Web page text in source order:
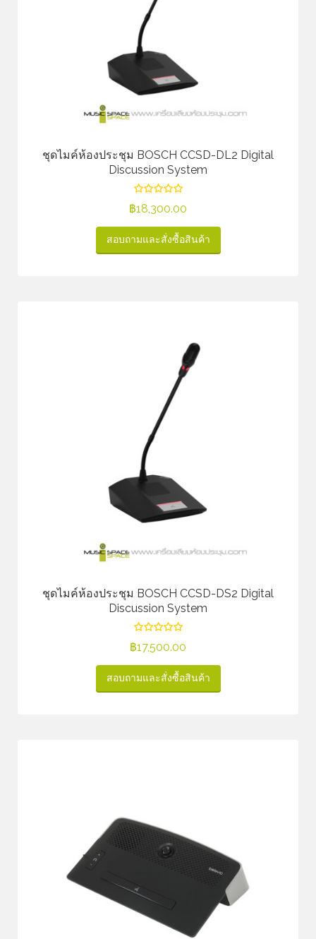
ชุดไมค์ห้องประชุม BOSCH CCSD-DL2 Digital
Discussion System
฿18,300.00
สอบถามและสั่งซื้อสินค้า
ชุดไมค์ห้องประชุม BOSCH CCSD-DS2 Digital
Discussion System
฿17,500.00
สอบถามและสั่งซื้อสินค้า